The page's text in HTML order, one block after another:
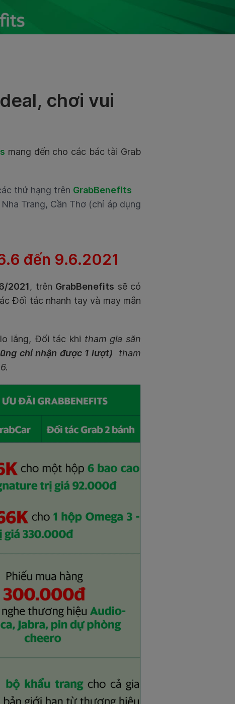
chơi vui
mang đến cho các bác tài Grab
thứ hạng trên GrabBenefits
Trang, Cần Thơ (chỉ áp dụng
đến 9.6.2021
2021, trên GrabBenefits sẽ có
Đối tác nhanh tay và may mắn
lắng, Đối tác khi tham gia săn
chỉ nhận được 1 lượt)
tham